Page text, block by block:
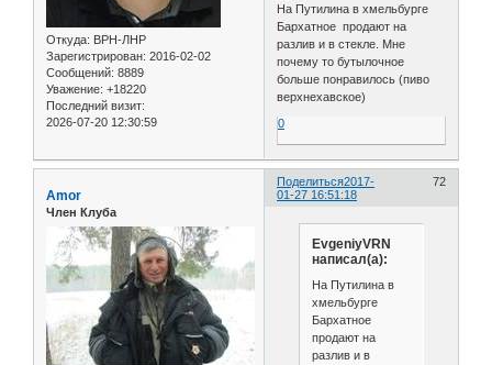
Откуда: ВРН-ЛНР
Зарегистрирован: 2016-02-02
Сообщений: 8889
Уважение: +18220
Последний визит:
2026-07-20 12:30:59
На Путилина в хмельбурге
Бархатное продают на
разлив и в стекле. Мне
почему то бутылочное
больше понравилось (пиво
верхнехавское)
0
Поделиться 72
2017-
01-27 16:51:18
Amor
Член Клуба
EvgeniyVRN
написал(а):
На Путилина в
хмельбурге
Бархатное
продают на
разлив и в